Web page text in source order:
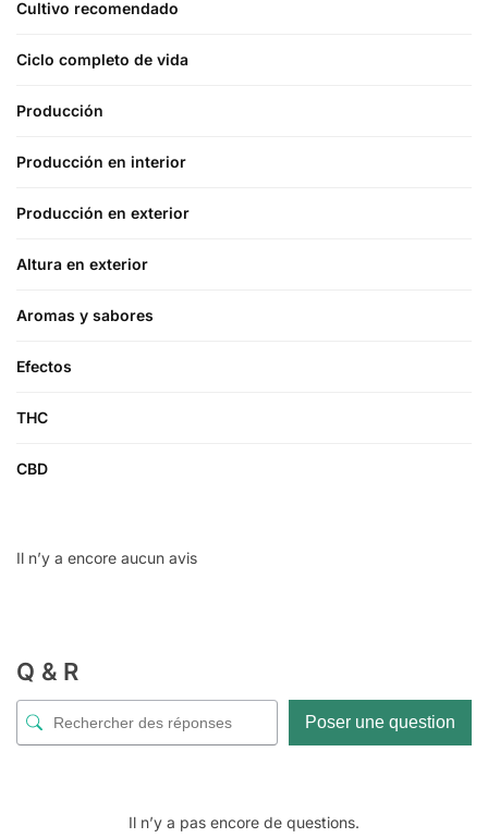
Cultivo recomendado
Ciclo completo de vida
Producción
Producción en interior
Producción en exterior
Altura en exterior
Aromas y sabores
Efectos
THC
CBD
Il n’y a encore aucun avis
Q & R
Poser une question
Il n’y a pas encore de questions.